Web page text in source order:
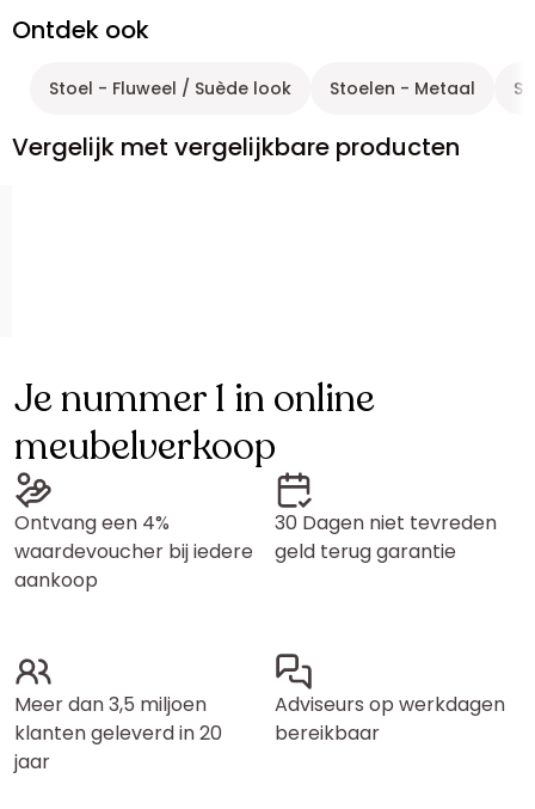
Ontdek ook
Stoel - Fluweel / Suède look Stoelen - Metaal
Vergelijk met vergelijkbare producten
Je nummer 1 in online
meubelverkoop
Ontvang een 4%
waardevoucher bij iedere
aankoop
30 Dagen niet tevreden
geld terug garantie
Meer dan 3,5 miljoen
klanten geleverd in 20
jaar
Adviseurs op werkdagen
bereikbaar